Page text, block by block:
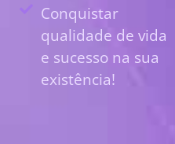
Conquistar
qualidade de vida
e sucesso na sua
existência!